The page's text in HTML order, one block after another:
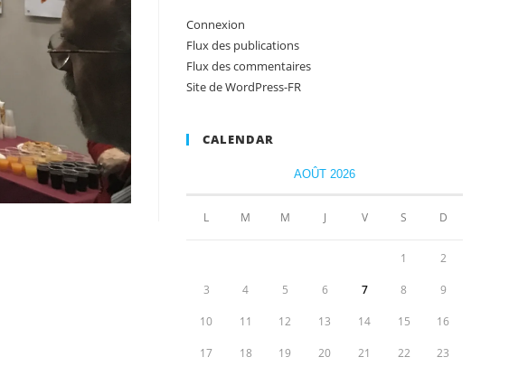
Connexion
Flux des publications
Flux des commentaires
Site de WordPress-FR
CALENDAR
AOÛT 2026
L M M J V S D
1 2
3 4 5 6 7 8 9
10 11 12 13 14 15 16
17 18 19 20 21 22 23